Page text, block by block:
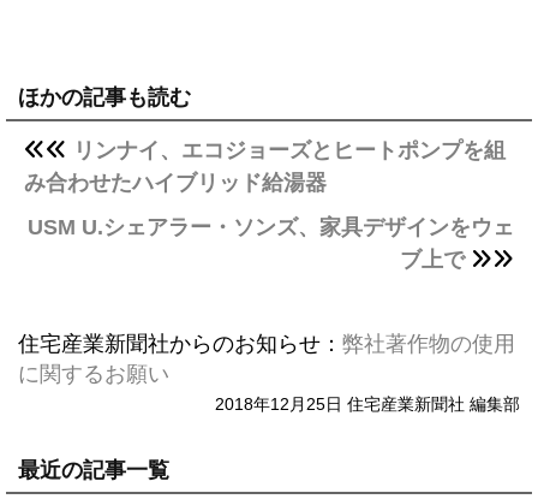
ほかの記事も読む
リンナイ、エコジョーズとヒートポンプを組
み合わせたハイブリッド給湯器
USM U.シェアラー・ソンズ、家具デザインをウェ
ブ上で
住宅産業新聞社からのお知らせ： 弊社著作物の使用
に関するお願い
2018年12月25日 住宅産業新聞社 編集部
最近の記事一覧